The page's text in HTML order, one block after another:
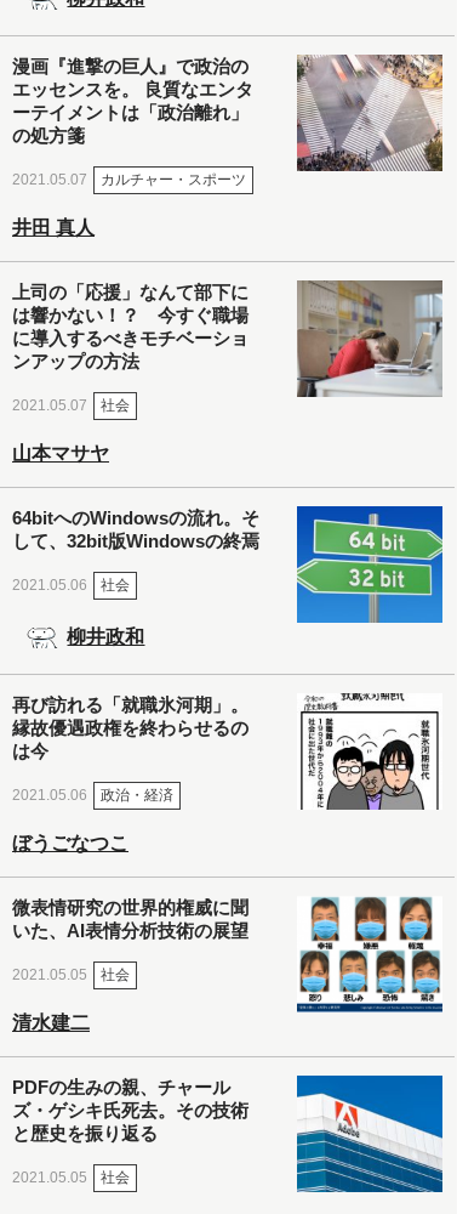
漫画『進撃の巨人』で政治の
エッセンスを。 良質なエンタ
ーテイメントは「政治離れ」
の処方箋
2021.05.07 カルチャー・スポーツ
井田 真人
上司の「応援」なんて部下に
は響かない！？ 今すぐ職場
に導入するべきモチベーショ
ンアップの方法
2021.05.07 社会
山本マサヤ
64bitへのWindowsの流れ。そ
して、32bit版Windowsの終焉
2021.05.06 社会
柳井政和
再び訪れる「就職氷河期」。
縁故優遇政権を終わらせるの
は今
2021.05.06 政治・経済
ぼうごなつこ
微表情研究の世界的権威に聞
いた、AI表情分析技術の展望
2021.05.05 社会
清水建二
PDFの生みの親、チャール
ズ・ゲシキ氏死去。その技術
と歴史を振り返る
2021.05.05 社会